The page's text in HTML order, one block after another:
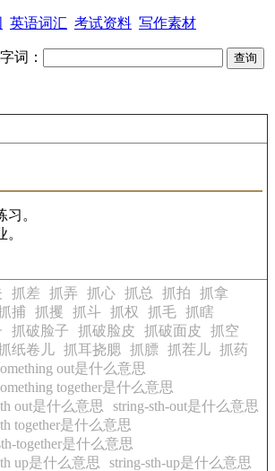
英语词汇 考试资料 写作素材
词：
习。
抓差 抓弄 抓心 抓总 抓拍
抓拿
捕 抓攫 抓斗 抓权 抓毛 抓瞎
抓破脸子 抓破脸皮 抓破面皮
抓空
纸卷儿 抓耳挠腮 抓膘 抓茬儿 抓药
out是什么意思
together是什么意思
out是什么意思
string-sth-out是什么意思
together是什么意思
together是什么意思
up是什么意思
string-sth-up是什么意思